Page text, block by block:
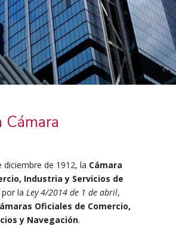
Cámara
diciembre de 1912, la Cámara
Industria y Servicios de
la Ley 4/2014 de 1 de abril,
Oficiales de Comercio,
y Navegación.